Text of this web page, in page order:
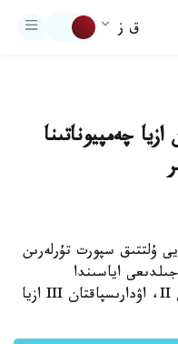
ق ز
چەمپيوناتىنا
ۇلتتىق سپورت تۇرلەرىن
ۇلىقتاۋدان باستالىپ، استانانىڭ 20 جىلدىعى اياسىندا
«قازانات» اتشابارىندا تەڭگە ىلۋدەن II، اۋدارىسپاقتان III ازيا